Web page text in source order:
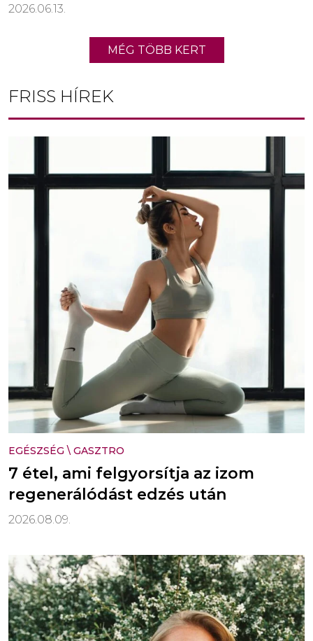
2026.06.13.
MÉG TÖBB KERT
FRISS HÍREK
EGÉSZSÉG \ GASZTRO
7 étel, ami felgyorsítja az izom
regenerálódást edzés után
2026.08.09.